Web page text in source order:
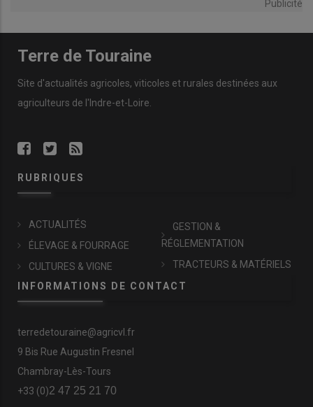
Publicité
Terre de Touraine
Site d'actualités agricoles, viticoles et rurales destinées aux
agriculteurs de l'Indre-et-Loire.
RUBRIQUES
ACTUALITÉS
ÉLEVAGE & FOURRAGE
CULTURES & VIGNE
GESTION &
RÉGLEMENTATION
TRACTEURS & MATÉRIELS
INFORMATIONS DE CONTACT
terredetouraine@agricvl.fr
9 Bis Rue Augustin Fresnel
Chambray-Lès-Tours
+33 (0)2 47 25 21 70